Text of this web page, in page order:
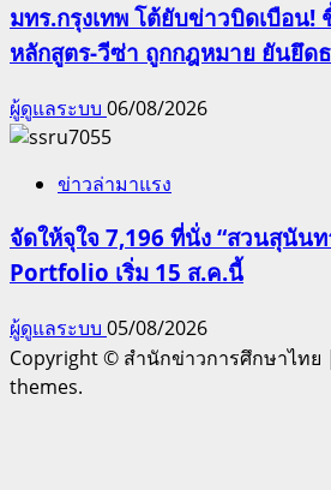
มทร.กรุงเทพ โต้ยับข่าวบิดเบือน!
หลักสูตร-วีซ่า ถูกกฎหมาย ยันยึด
ผู้ดูแลระบบ 06/08/2026
ข่าวล่ามาแรง
จัดให้จุใจ 7,196 ที่นั่ง “สวนสุนันท
Portfolio เริ่ม 15 ส.ค.นี้
ผู้ดูแลระบบ 05/08/2026
Copyright © สำนักข่าวการศึกษาไทย |
themes.